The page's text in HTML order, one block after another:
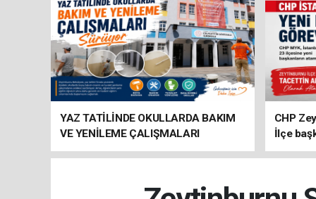
YAZ TATİLİNDE OKULLARDA BAKIM
VE YENİLEME ÇALIŞMALARI
SÜRÜYOR
CHP
İlçe
atandı